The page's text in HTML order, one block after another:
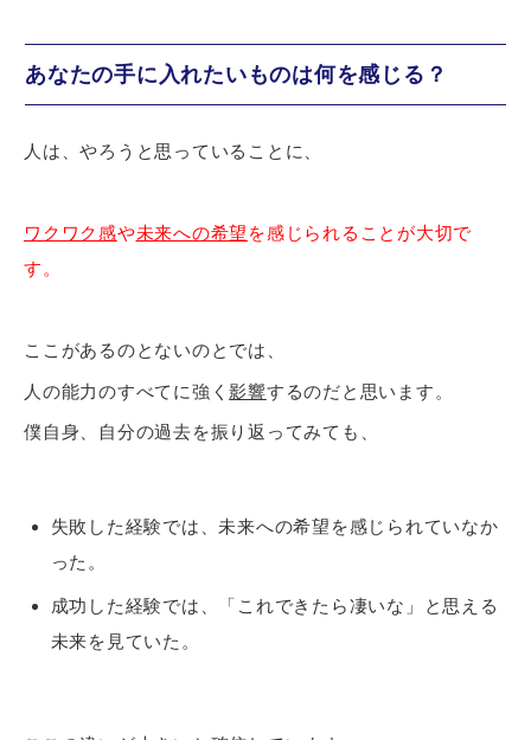
あなたの手に入れたいものは何を感じる？
人は、やろうと思っていることに、
ワクワク感や未来への希望 を感じられることが大切で
す。
ここがあるのとないのとでは、
人の能力のすべてに強く影響するのだと思います。
僕自身、自分の過去を振り返ってみても、
失敗した経験では、未来への希望を感じられていなか
った。
成功した経験では、「これできたら凄いな」と思える
未来を見ていた。